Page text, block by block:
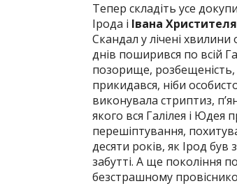
Тепер складіть усе
Ірода і Івана Христителя
Скандал у лічені
днів поширився по всій
позорище, розбещеність,
прикидався, ніби
виконувала стриптиз,
якого вся Галілея і
перешіптування,
десяти років, як Ірод був
забутті. А ще покоління
безстрашному